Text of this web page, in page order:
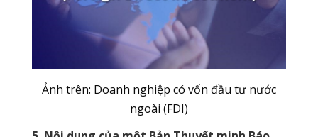
Ảnh trên: Doanh nghiệp có vốn đầu tư nước
ngoài (FDI)